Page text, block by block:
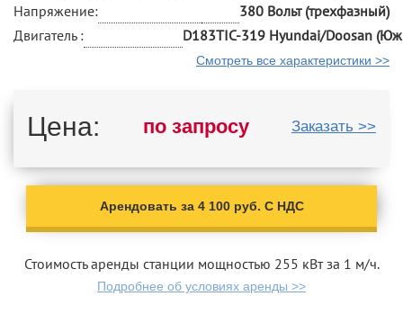
Напряжение:
380 Вольт (трехфазный)
Двигатель :
D183TIC-319 Hyundai/Doosan
Смотреть все характеристики >>
Цена: по запросу Заказать >>
Арендовать за 4 100 руб. С НДС
Стоимость аренды станции мощностью 255 кВт за 1 м/ч.
Подробнее об условиях аренды >>